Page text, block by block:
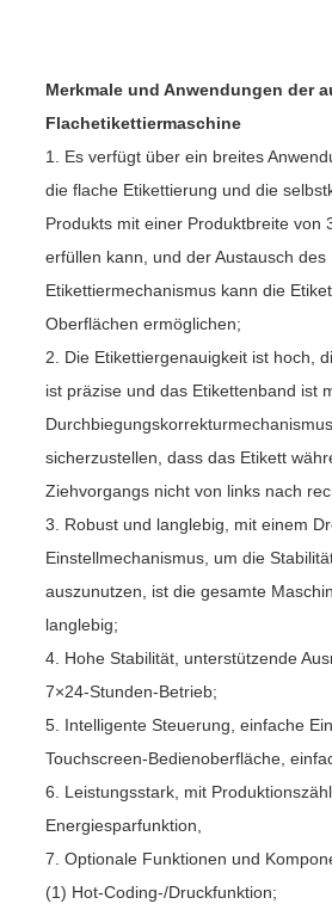
Merkmale und Anwendungen der
Flachetikettiermaschine
1. Es verfügt über ein breites
die flache Etikettierung und die
Produkts mit einer Produktbreite von
erfüllen kann, und der Austausch des
Etikettiermechanismus kann die
Oberflächen ermöglichen;
2. Die Etikettiergenauigkeit ist hoch,
ist präzise und das Etikettenband ist
sicherzustellen, dass das Etikett
Ziehvorgangs nicht von links nach
3. Robust und langlebig, mit einem
Einstellmechanismus, um die
auszunutzen, ist die gesamte
langlebig;
4. Hohe Stabilität, unterstützende
7×24-Stunden-Betrieb;
5. Intelligente Steuerung, einfache
Touchscreen-Bedienoberfläche,
6. Leistungsstark, mit
Energiesparfunktion,
7. Optionale Funktionen und
(1) Hot-Coding-/Druckfunktion;